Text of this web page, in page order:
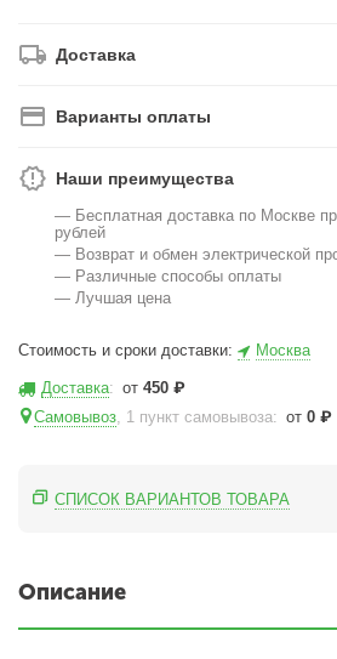
Доставка
Варианты оплаты
Наши преимущества
— Бесплатная доставка по Москве
рублей
— Возврат и обмен электрической
— Различные способы оплаты
— Лучшая цена
Стоимость и сроки доставки: Москва
Доставка: от450 ₽
Самовывоз, 1 пункт самовывоза: от0 ₽
СПИСОК ВАРИАНТОВ ТОВАРА
Описание